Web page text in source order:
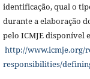
identificação, qual o
durante a elaboração
pelo ICMJE disponível
http://www.icmje.org/
responsibilities/